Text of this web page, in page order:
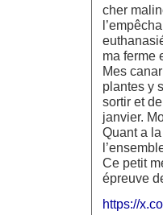
cher
ma ferme
Mes
plantes y
sortir et
janvier.
Quant a
Ce petit
épreuve
https://